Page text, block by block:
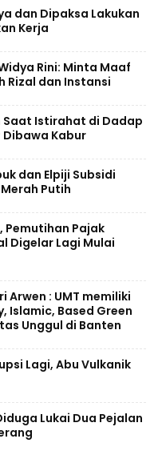
dan Dipaksa Lakukan
Kerja
Rini: Minta Maaf
Rizal dan Instansi
Saat Istirahat di Dadap
Dibawa Kabur
dan Elpiji Subsidi
Putih
Pemutihan Pajak
Digelar Lagi Mulai
Arwen : UMT memiliki
Islamic, Based Green
Unggul di Banten
Lagi, Abu Vulkanik
Lukai Dua Pejalan